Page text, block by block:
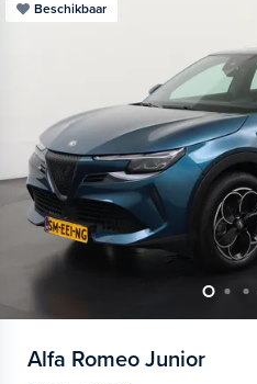
Beschikbaar
Alfa Romeo Junior